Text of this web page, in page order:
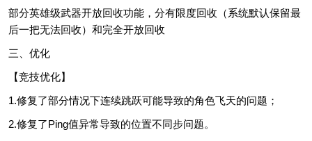
部分英雄级武器开放回收功能，分有限度回收（系统默认保留最
后一把无法回收）和完全开放回收
三、优化
【竞技优化】
1.修复了部分情况下连续跳跃可能导致的角色飞天的问题；
2.修复了Ping值异常导致的位置不同步问题。